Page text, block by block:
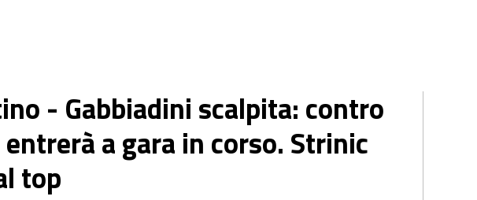
- Gabbiadini scalpita: contro
entrerà a gara in corso. Strinic
top